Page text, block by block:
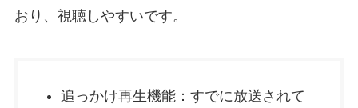
おり、視聴しやすいです。
追っかけ再生機能：すでに放送されて